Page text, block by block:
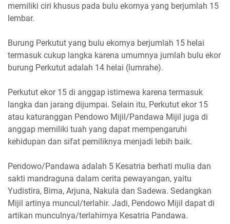
memiliki ciri khusus pada bulu ekornya yang berjumlah 15
lembar.
Burung Perkutut yang bulu ekornya berjumlah 15 helai
termasuk cukup langka karena umumnya jumlah bulu ekor
burung Perkutut adalah 14 helai (lumrahe).
Perkutut ekor 15 di anggap istimewa karena termasuk
langka dan jarang dijumpai. Selain itu, Perkutut ekor 15
atau katuranggan Pendowo Mijil/Pandawa Mijil juga di
anggap memiliki tuah yang dapat mempengaruhi
kehidupan dan sifat pemiliknya menjadi lebih baik.
Pendowo/Pandawa adalah 5 Kesatria berhati mulia dan
sakti mandraguna dalam cerita pewayangan, yaitu
Yudistira, Bima, Arjuna, Nakula dan Sadewa. Sedangkan
Mijil artinya muncul/terlahir. Jadi, Pendowo Mijil dapat di
artikan munculnya/terlahirnya Kesatria Pandawa.